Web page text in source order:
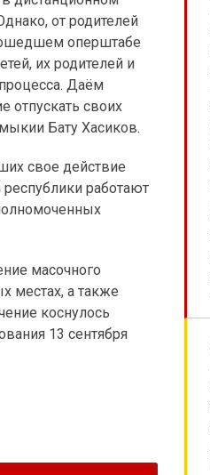
от родителей
оперштабе
их родителей и
Даём
отпускать своих
Бату Хасиков.
свое действие
республики работают
масочного
местах, а также
коснулось
13 сентября